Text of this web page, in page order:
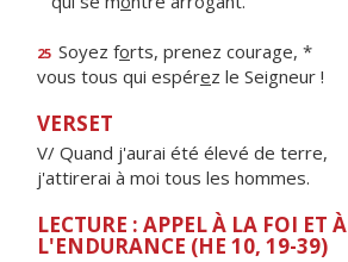
25 Soyez forts, prenez courage, *
vous tous qui espérez le Seigneur !
VERSET
V/ Quand j'aurai été élevé de terre,
j'attirerai à moi tous les hommes.
LECTURE : APPEL À LA FOI ET À
L'ENDURANCE (HE 10, 19-39)